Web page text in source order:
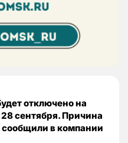
отключено на
сентября. Причина
в компании